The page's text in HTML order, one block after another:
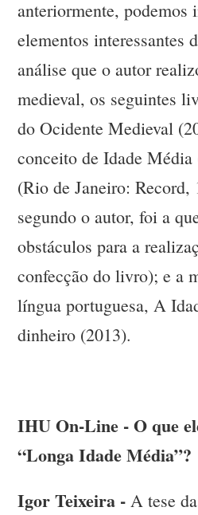
anteriormente, podemos
elementos interessantes
análise que o autor
medieval, os seguintes
do Ocidente Medieval
conceito de Idade
(Rio de Janeiro: Record,
segundo o autor, foi a
obstáculos para a
confecção do livro); e a
língua portuguesa, A
dinheiro (2013).
IHU On-Line - O que
“Longa Idade Média”?
Igor Teixeira - A tese